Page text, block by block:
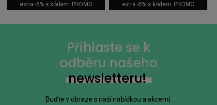
extra -5% s kódem: PROMO extra -5% s kódem: PROMO
Přihlaste se k
odběru našeho
newsletteru!
Buďte v obraze s naší nabídkou a akcemi.